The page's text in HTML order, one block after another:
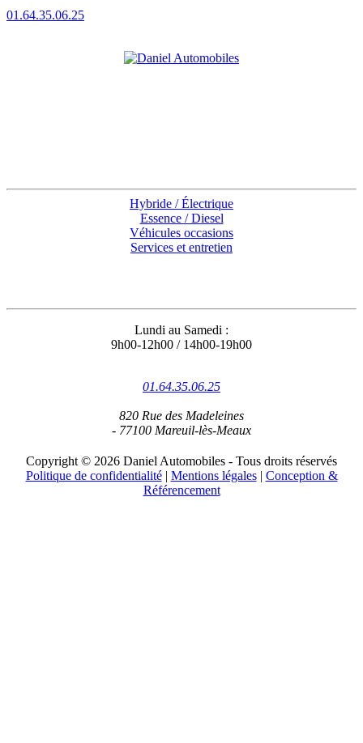
01.64.35.06.25
Hybride / Électrique
Essence / Diesel
Véhicules occasions
Services et entretien
Lundi au Samedi :
9h00-12h00 / 14h00-19h00
01.64.35.06.25
820 Rue des Madeleines
- 77100 Mareuil-lès-Meaux
Copyright © 2026 Daniel Automobiles - Tous droits réservés
Politique de confidentialité| Mentions légales| Conception &
Référencement